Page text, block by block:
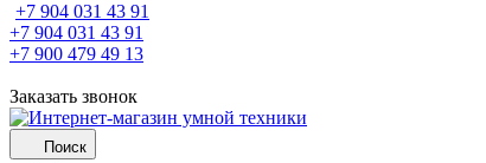
+7 904 031 43 91
+7 904 031 43 91
+7 900 479 49 13
Заказать звонок
Поиск